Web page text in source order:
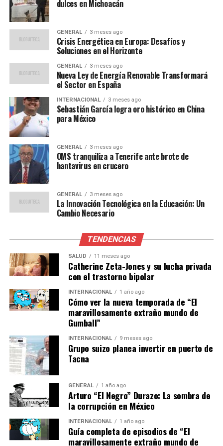
estable, ilustrando casas y familias unidas.
Testimonios de esperanza
Uno de los testimonios más conmovedores es el de
Sofía, una niña de nueve años, quien escribió:
“Todo lo que quiero es que
mi mamá, mi hermana y yo
podamos estar juntas
siempre”.
Este tipo de expresiones reflejan el deseo de los menores
por una vida familiar estable, un derecho que muchas
veces se ve truncado por las circunstancias migratorias.
Contexto regional y desafíos
futuros
La migración en América Latina no es un fenómeno
nuevo, pero en los últimos años ha adquirido una nueva
pobreza y la inestabilidad política. Expertos en
migración señalan que las políticas restrictivas y la falta
de apoyo internacional agravan la situación de las
familias migrantes, especialmente de los niños.
El informe de World Vision destaca la necesidad de
políticas públicas que prioricen el bienestar de los
comunidades receptoras. Además, sugiere que los
gobiernos deben trabajar en conjunto con
sostenibles que aborden las causas profundas de la
migración.
dulces en Michoacán
GENERAL 3 meses ago
Crisis Energética en Europa: Desafíos y
Soluciones en el Horizonte
GENERAL 3 meses ago
Nueva Ley de Energía Renovable Transformará
el Sector en España
INTERNACIONAL 3 meses ago
Sebastián García logra oro histórico en China
para México
GENERAL 3 meses ago
OMS tranquiliza a Tenerife ante brote de
hantavirus en crucero
GENERAL 3 meses ago
La Innovación Tecnológica en la Educación: Un
Cambio Necesario
TENDENCIAS
SALUD 11 meses ago
Catherine Zeta-Jones y su lucha privada
con el trastorno bipolar
INTERNACIONAL 1 año ago
Cómo ver la nueva temporada de “El
maravillosamente extraño mundo de
Gumball”
INTERNACIONAL 9 meses ago
Grupo suizo planea invertir en puerto de
Tacna
GENERAL 1 año ago
Arturo “El Negro” Durazo: La sombra de
la corrupción en México
INTERNACIONAL 1 año ago
Guía completa de episodios de “El
maravillosamente extraño mundo de